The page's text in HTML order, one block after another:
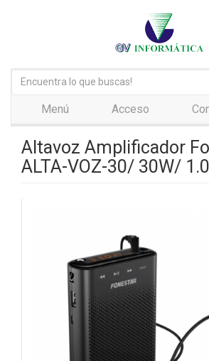
Menú Acceso
Altavoz Amplificador
ALTA-VOZ-30/ 30W/ 1.0